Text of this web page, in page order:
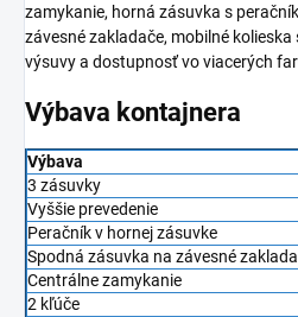
zamykanie, horná zásuvka s
závesné zakladače, mobilné
výsuvy a dostupnosť vo viacerých
Výbava kontajnera
Výbava
3 zásuvky
Vyššie prevedenie
Peračník v hornej zásuvke
Spodná zásuvka na závesné
Centrálne zamykanie
2 kľúče